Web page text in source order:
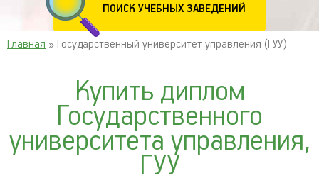
ПОИСК УЧЕБНЫХ ЗАВЕДЕНИЙ
Главная » Государственный университет управления (ГУУ)
Купить диплом
Государственного
университета управления,
ГУУ